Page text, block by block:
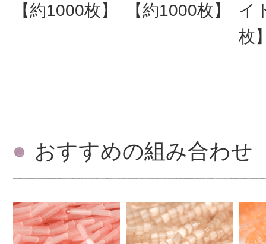
【約1000枚】
【約1000枚】
イ
枚
おすすめの組み合わせ